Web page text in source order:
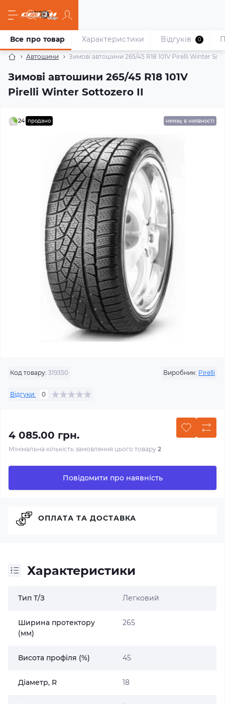
Автошини Зимові автошини 265/45 R18 101V Pirelli Winter
Зимові автошини 265/45 R18 101V
Pirelli Winter Sottozero II
Все про товар Характеристики Відгуків 0
24 продано немає в наявності
Код товару: 319350 Виробник: Pirelli
Відгуки: 0
4 085.00 грн.
Мінімальна кількість замовлення цього товару 2
Повідомити про наявність
Характеристики
Тип Т/З Легковий
Ширина протектору
(мм)
265
Висота профіля (%) 45
Діаметр, R 18
ОПЛАТА ТА ДОСТАВКА